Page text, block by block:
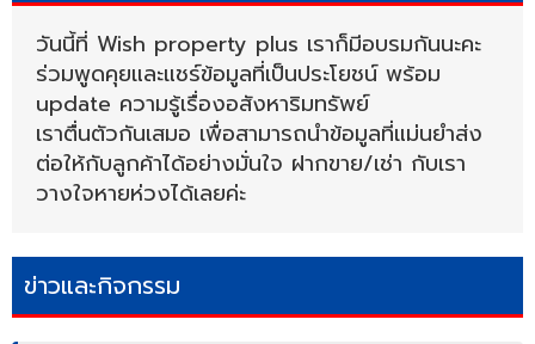
วันนี้ที่ Wish property plus เราก็มีอบรมกันนะคะ
ร่วมพูดคุยและแชร์ข้อมูลที่เป็นประโยชน์ พร้อม
update ความรู้เรื่องอสังหาริมทรัพย์
เราตื่นตัวกันเสมอ เพื่อสามารถนำข้อมูลที่แม่นยำส่ง
ต่อให้กับลูกค้าได้อย่างมั่นใจ ฝากขาย/เช่า กับเรา
วางใจหายห่วงได้เลยค่ะ
ข่าวและกิจกรรม